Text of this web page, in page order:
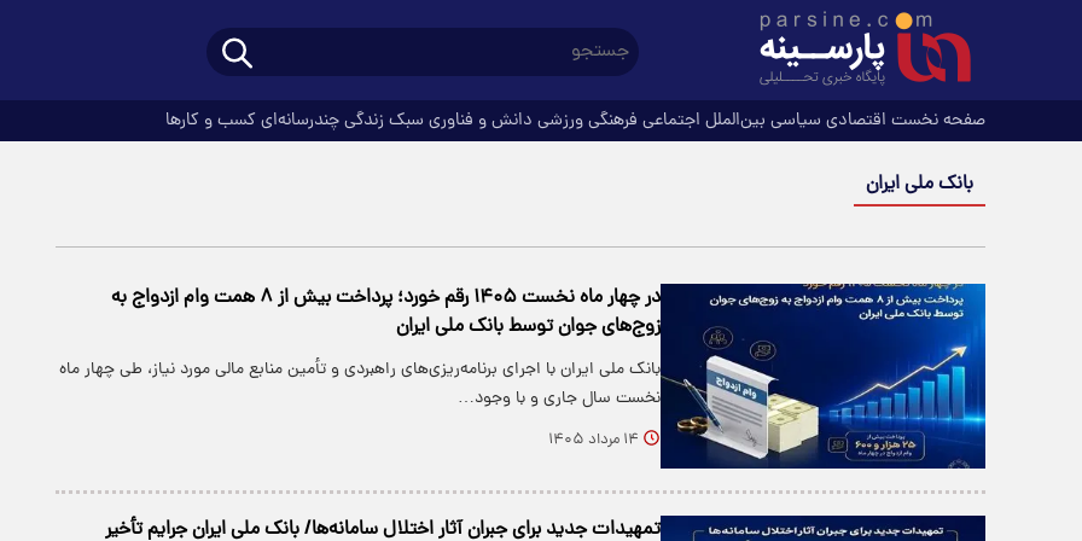
صفحه نخست اقتصادی سیاسی بین‌الملل اجتماعی فرهنگیورزشی دانش و فناوری سبک زندگیچندرسانه‌ای کسب و کارها
بانک ملی ایران
در چهار ماه نخست ۱۴۰۵ رقم خورد؛ پرداخت بیش از ۸ همت وام ازدواج به
زوج‌های جوان توسط بانک ملی ایران
بانک ملی ایران با اجرای برنامه‌ریزی‌های راهبردی و تأمین منابع مالی مورد نیاز، طی چهار ماه
نخست سال جاری و با وجود…
۱۴ مرداد ۱۴۰۵
تمهیدات جدید برای جبران آثار اختلال سامانه‌ها/ بانک ملی ایران جرایم تأخیر